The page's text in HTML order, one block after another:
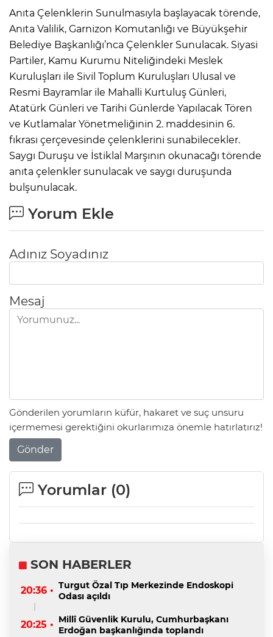
Anıta Çelenklerin Sunulmasıyla başlayacak törende,
Anıta Valilik, Garnizon Komutanlığı ve Büyükşehir
Belediye Başkanlığı’nca Çelenkler Sunulacak. Siyasi
Partiler, Kamu Kurumu Niteliğindeki Meslek
Kuruluşları ile Sivil Toplum Kuruluşları Ulusal ve
Resmi Bayramlar ile Mahalli Kurtuluş Günleri,
Atatürk Günleri ve Tarihi Günlerde Yapılacak Tören
ve Kutlamalar Yönetmeliğinin 2. maddesinin 6.
fıkrası çerçevesinde çelenklerini sunabilecekler.
Saygı Duruşu ve İstiklal Marşının okunacağı törende
anıta çelenkler sunulacak ve saygı duruşunda
bulşunulacak.
Yorum Ekle
Adınız Soyadınız
Mesaj
Gönderilen yorumların küfür, hakaret ve suç unsuru
içermemesi gerektiğini okurlarımıza önemle hatırlatırız!
Gönder
Yorumlar (0)
SON HABERLER
20:36 • Turgut Özal Tıp Merkezinde Endoskopi
Odası açıldı
20:25 • Millî Güvenlik Kurulu, Cumhurbaşkanı
Erdoğan başkanlığında toplandı